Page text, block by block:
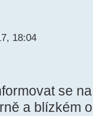
18:04
se
a blízkém